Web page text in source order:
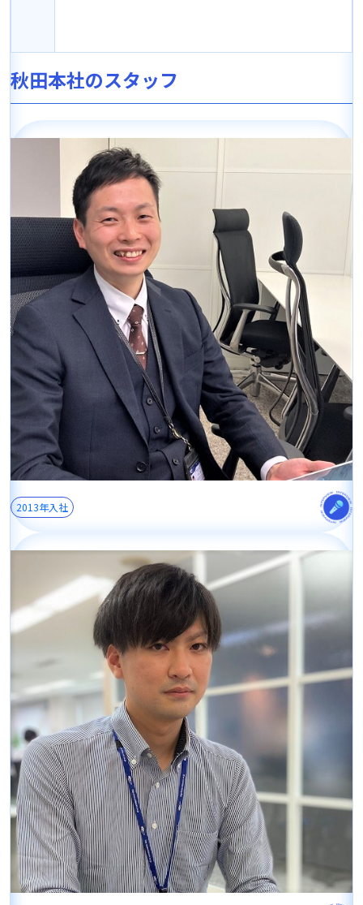
秋田本社のスタッフ
2013年入社